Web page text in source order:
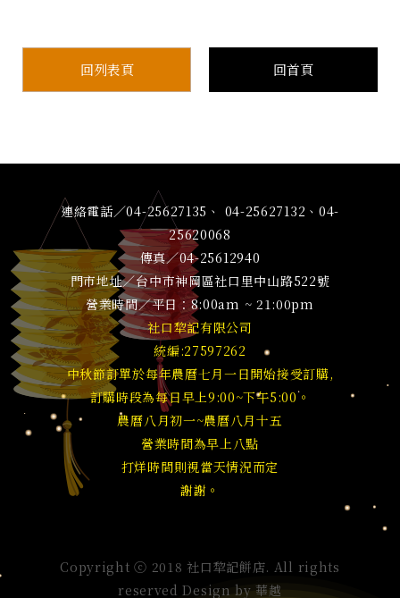
回列表頁 回首頁
連絡電話／04-25627135、 04-25627132、04-
25620068
傳真／04-25612940
門市地址／台中市神岡區社口里中山路522號
營業時間／平日：8:00am ~ 21:00pm
社口犂記有限公司
統編:27597262
中秋節訂單於每年農曆七月一日開始接受訂購,
訂購時段為每日早上9:00~下午5:00。
農曆八月初一~農曆八月十五
營業時間為早上八點
打烊時間則視當天情況而定
謝謝。
Copyright ⓒ 2018 社口犂記餅店. All rights
reserved Design by華越